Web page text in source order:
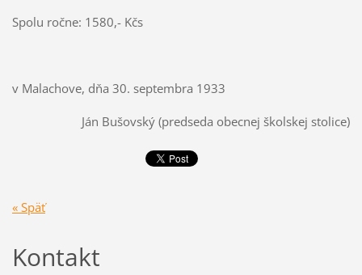
Spolu ročne: 1580,- Kčs
v Malachove, dňa 30. septembra 1933
Ján Bušovský (predseda obecnej školskej stolice)
« Späť
Kontakt